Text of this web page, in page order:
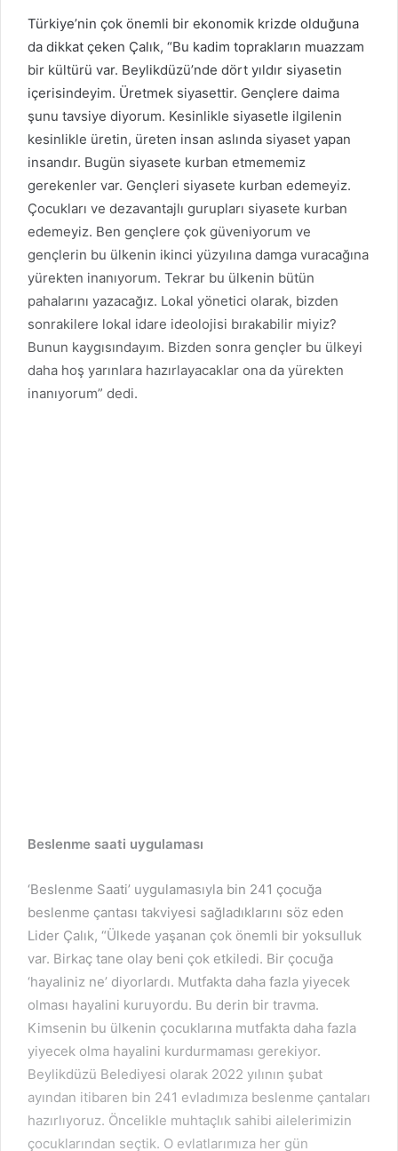
Türkiye’nin çok önemli bir ekonomik krizde olduğuna
da dikkat çeken Çalık, “Bu kadim toprakların muazzam
bir kültürü var. Beylikdüzü’nde dört yıldır siyasetin
içerisindeyim. Üretmek siyasettir. Gençlere daima
şunu tavsiye diyorum. Kesinlikle siyasetle ilgilenin
kesinlikle üretin, üreten insan aslında siyaset yapan
insandır. Bugün siyasete kurban etmememiz
gerekenler var. Gençleri siyasete kurban edemeyiz.
Çocukları ve dezavantajlı gurupları siyasete kurban
edemeyiz. Ben gençlere çok güveniyorum ve
gençlerin bu ülkenin ikinci yüzyılına damga vuracağına
yürekten inanıyorum. Tekrar bu ülkenin bütün
pahalarını yazacağız. Lokal yönetici olarak, bizden
sonrakilere lokal idare ideolojisi bırakabilir miyiz?
Bunun kaygısındayım. Bizden sonra gençler bu ülkeyi
daha hoş yarınlara hazırlayacaklar ona da yürekten
inanıyorum” dedi.
Beslenme saati uygulaması
‘Beslenme Saati’ uygulamasıyla bin 241 çocuğa
beslenme çantası takviyesi sağladıklarını söz eden
Lider Çalık, “Ülkede yaşanan çok önemli bir yoksulluk
var. Birkaç tane olay beni çok etkiledi. Bir çocuğa
‘hayaliniz ne’ diyorlardı. Mutfakta daha fazla yiyecek
olması hayalini kuruyordu. Bu derin bir travma.
Kimsenin bu ülkenin çocuklarına mutfakta daha fazla
yiyecek olma hayalini kurdurmaması gerekiyor.
Beylikdüzü Belediyesi olarak 2022 yılının şubat
ayından itibaren bin 241 evladımıza beslenme çantaları
hazırlıyoruz. Öncelikle muhtaçlık sahibi ailelerimizin
çocuklarından seçtik. O evlatlarımıza her gün